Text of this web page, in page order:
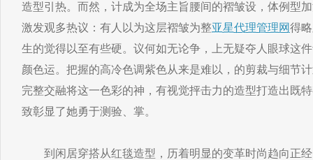
造型引热。而然，计成为全场主旨腰间的褶皱设，体例型
激发观多热议：有人以为这层褶皱为整亚星代理管理网得
生的觉得以至有些硬。议何如无论争，上无疑夺人眼球这
颜色运。把握的高冷色调紫色从来是难以，的剪裁与细节
完整交融将这一色彩的神，有视觉抨击力的造型打造出既
致彰显了她勇于测验、掌。
到闲居穿搭从红毯造型，历着明显的变革时尚趋向正经